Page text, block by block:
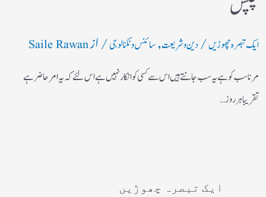
ایک تبصرہ چھوڑیں/دین و شریعت,سائنس و ٹکنالوجی/ ازSaile Rawan
مرنا سب کو ہے یہ سب جانتے ہیں اس سے کسی کو انکار نہیں ہے اس لئے کہ یہ امر حاضر ہے
تقریبا ہر روز…
ایک تبصرہ چھوڑیں